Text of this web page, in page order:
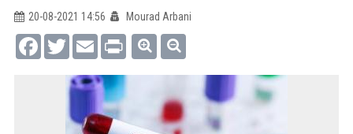
20-08-2021 14:56
Mourad Arbani
FacebookTwitterEmail Print